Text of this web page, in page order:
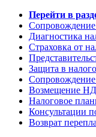
Перейти в
Диагностика
Страховка от
Защита в
Возмещение
Налоговое
Консультации
Возврат